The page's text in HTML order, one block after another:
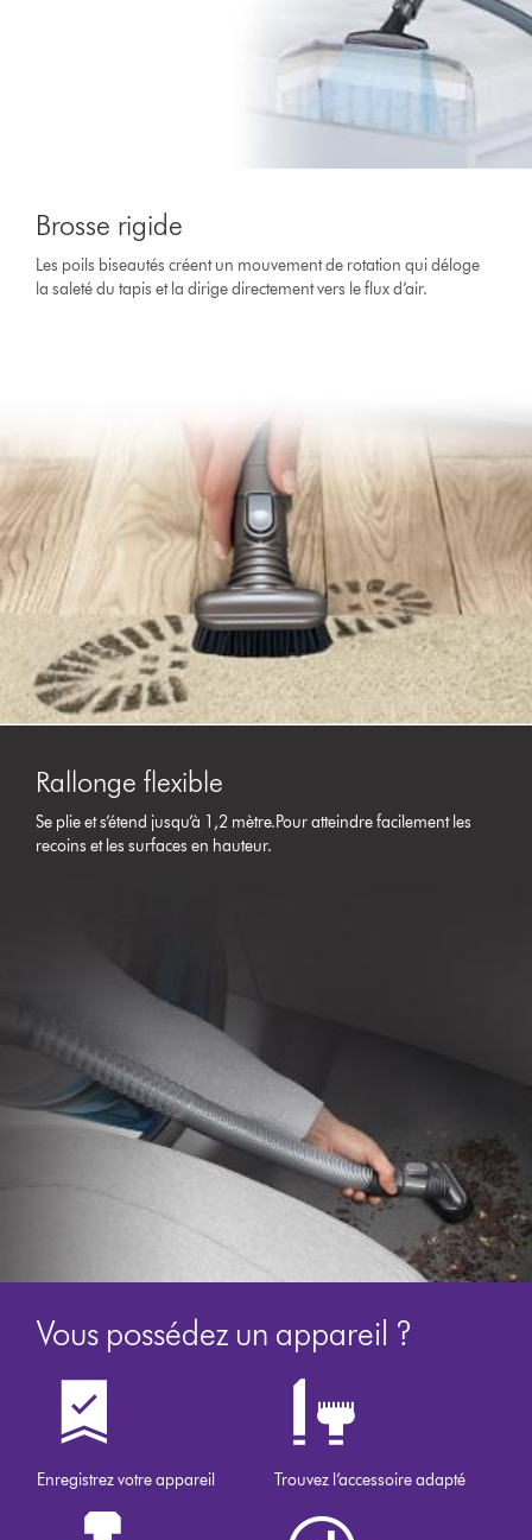
Brosse rigide
Les poils biseautés créent un mouvement de rotation qui déloge
la saleté du tapis et la dirige directement vers le flux d’air.
Rallonge flexible
Se plie et s’étend jusqu’à 1,2 mètre.Pour atteindre facilement les
recoins et les surfaces en hauteur.
Vous possédez un appareil ?
Enregistrez votre appareil Trouvez l’accessoire adapté